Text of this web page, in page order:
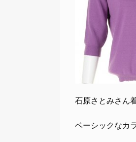
石原さとみさん
ベーシックなカ